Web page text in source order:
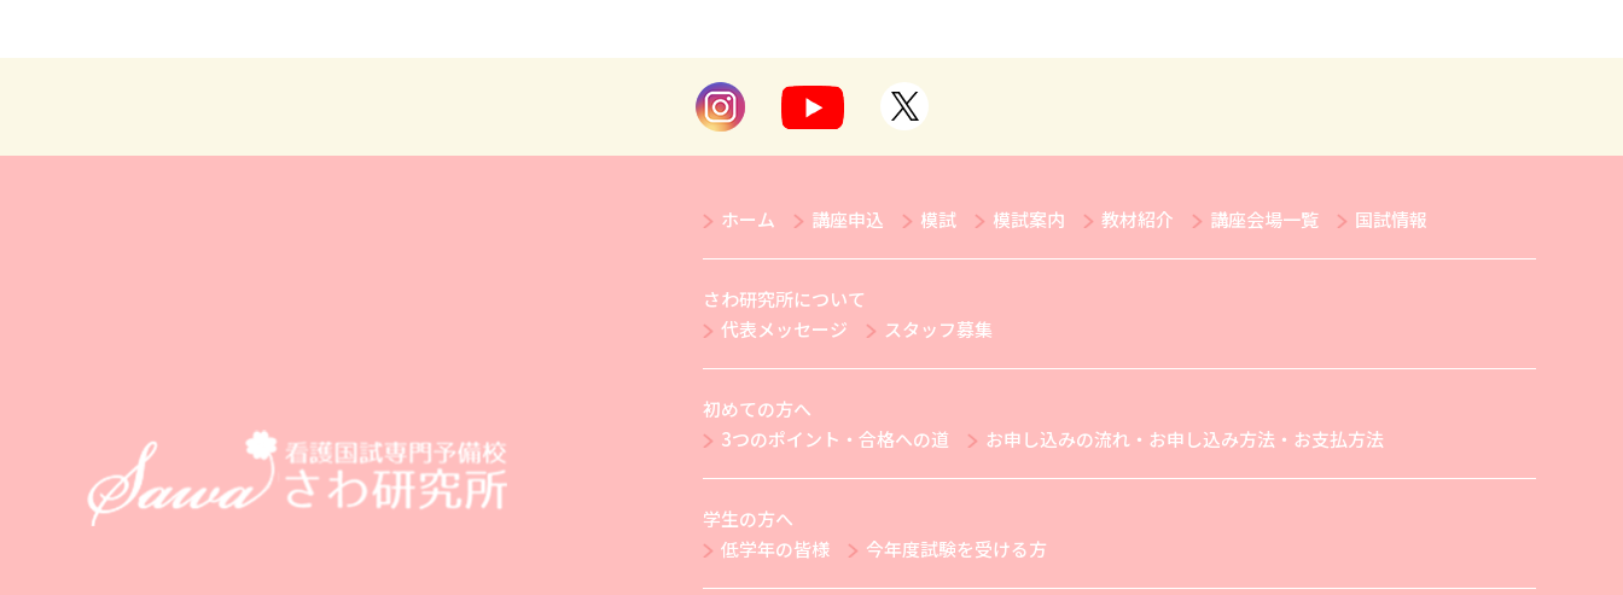
ホーム 講座申込 模試 模試案内 教材紹介 講座会場一覧 国試情報
さわ研究所について
代表メッセージ
スタッフ募集
初めての方へ
3つのポイント・合格への道
お申し込みの流れ・お申し込み方法・お支払方法
学生の方へ
低学年の皆様
今年度試験を受ける方